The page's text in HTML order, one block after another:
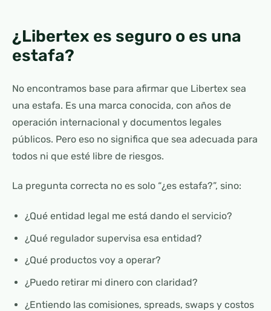
¿Libertex es seguro o es una
estafa?
No encontramos base para afirmar que Libertex sea
una estafa. Es una marca conocida, con años de
operación internacional y documentos legales
públicos. Pero eso no significa que sea adecuada para
todos ni que esté libre de riesgos.
La pregunta correcta no es solo “¿es estafa?”, sino:
¿Qué entidad legal me está dando el servicio?
¿Qué regulador supervisa esa entidad?
¿Qué productos voy a operar?
¿Puedo retirar mi dinero con claridad?
¿Entiendo las comisiones, spreads, swaps y costos